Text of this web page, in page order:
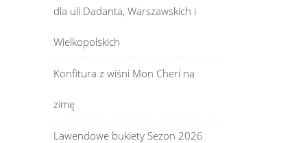
dla uli Dadanta, Warszawskich i
Wielkopolskich
Konfitura z wiśni Mon Cheri na
zimę
Lawendowe bukiety Sezon 2026